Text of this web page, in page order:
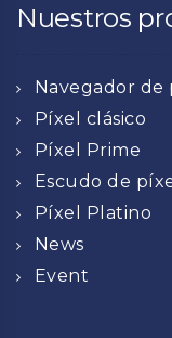
Nuestros
Navegador de
Píxel clásico
Píxel Prime
Escudo de
Píxel Platino
News
Event